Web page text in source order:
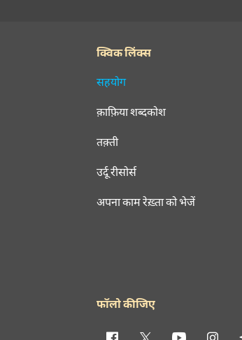
क्विक लिंक्स
सहयोग
क़ाफ़िया शब्दकोश
तक़्ती
उर्दू रीसोर्स
अपना काम रेख़्ता को भेजें
फॉलो कीजिए